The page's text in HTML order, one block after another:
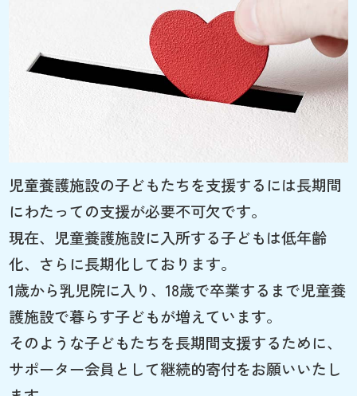
児童養護施設の子どもたちを支援するには長期間
にわたっての支援が必要不可欠です。
現在、児童養護施設に入所する子どもは低年齢
化、さらに長期化しております。
1歳から乳児院に入り、18歳で卒業するまで児童養
護施設で暮らす子どもが増えています。
そのような子どもたちを長期間支援するために、
サポーター会員として継続的寄付をお願いいたし